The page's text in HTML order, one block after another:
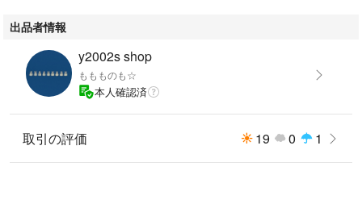
出品者情報
y2002s shop
ももものも☆
本人確認済
取引の評価 19 0 1